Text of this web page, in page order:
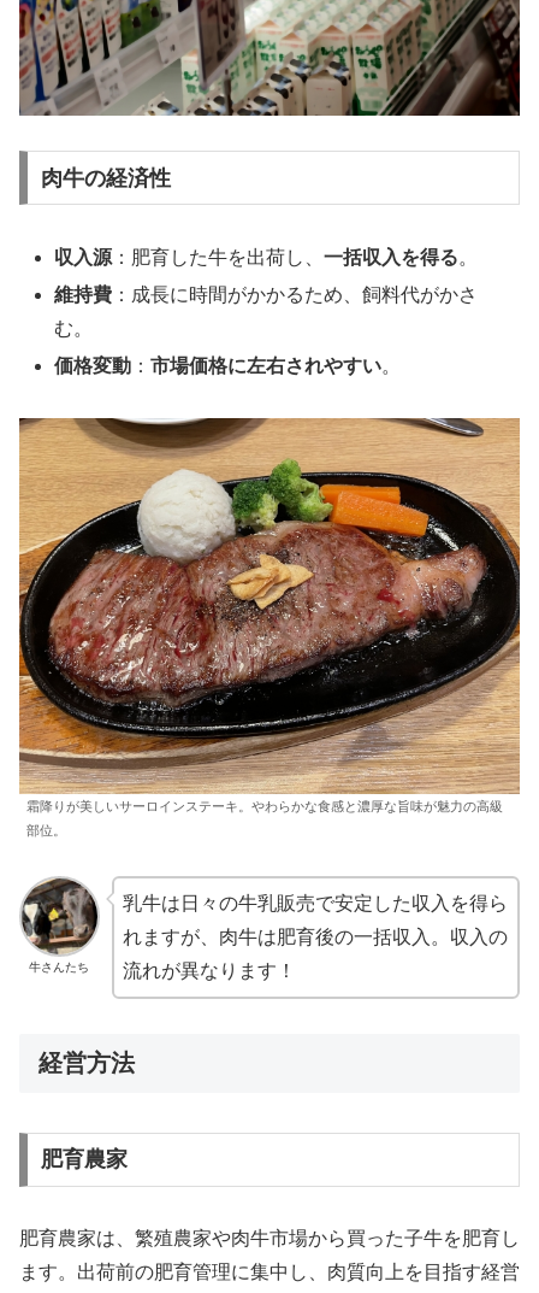
肉牛の経済性
収入源 ：肥育した牛を出荷し、一括収入を得る。
維持費 ：成長に時間がかかるため、飼料代がかさ
む。
価格変動 ：市場価格に左右されやすい。
霜降りが美しいサーロインステーキ。やわらかな食感と濃厚な旨味が魅力の高級
部位。
牛さんたち
乳牛は日々の牛乳販売で安定した収入を得ら
れますが、肉牛は肥育後の一括収入。収入の
流れが異なります！
経営方法
肥育農家
肥育農家は、繁殖農家や肉牛市場から買った子牛を肥育し
ます。出荷前の肥育管理に集中し、肉質向上を目指す経営